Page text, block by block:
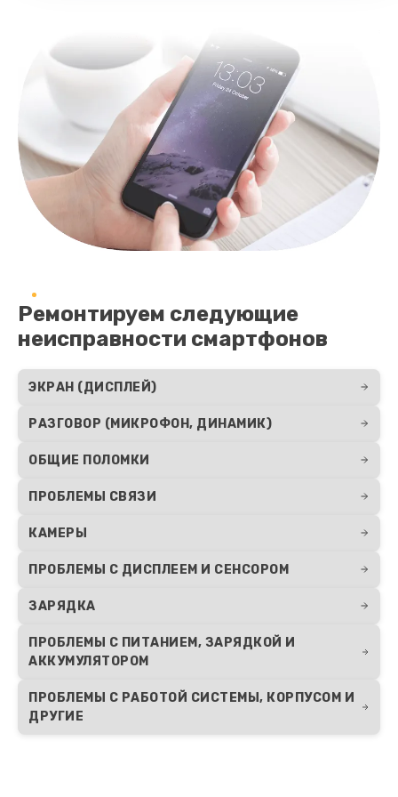
Восстановление цепей питания телефона
2281 руб.
Заказать
Замена кнопки включения телефона
228 руб.
Заказать
Заказать
Ремонт телефона после воды
Заказать
Ремонтируем следующие
неисправности смартфонов
ЭКРАН (ДИСПЛЕЙ)
РАЗГОВОР (МИКРОФОН, ДИНАМИК)
ОБЩИЕ ПОЛОМКИ
ПРОБЛЕМЫ СВЯЗИ
КАМЕРЫ
ПРОБЛЕМЫ С ДИСПЛЕЕМ И СЕНСОРОМ
ЗАРЯДКА
ПРОБЛЕМЫ С ПИТАНИЕМ, ЗАРЯДКОЙ И
АККУМУЛЯТОРОМ
ПРОБЛЕМЫ С РАБОТОЙ СИСТЕМЫ, КОРПУСОМ И
ДРУГИЕ